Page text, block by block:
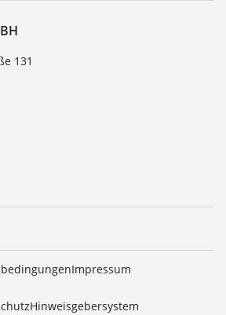
131
Impressum
Hinweisgebersystem